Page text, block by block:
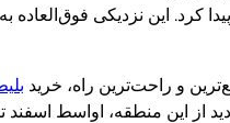
می‌توان به آن دسترسی پیدا کرد. این
و راحت‌ترین راه، خرید
از این منطقه، اواسط